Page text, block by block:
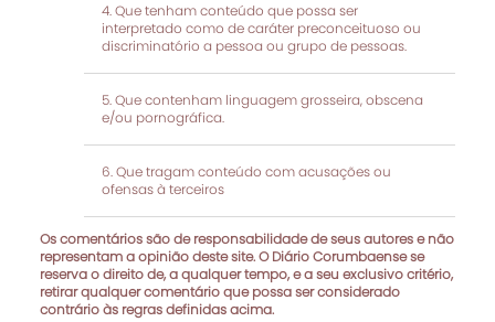
Que tenham conteúdo que possa ser
interpretado como de caráter preconceituoso ou
discriminatório a pessoa ou grupo de pessoas.
Que contenham linguagem grosseira, obscena
e/ou pornográfica.
Que tragam conteúdo com acusações ou
ofensas à terceiros
Os comentários são de responsabilidade de seus autores e não
representam a opinião deste site. O Diário Corumbaense se
reserva o direito de, a qualquer tempo, e a seu exclusivo critério,
retirar qualquer comentário que possa ser considerado
contrário às regras definidas acima.